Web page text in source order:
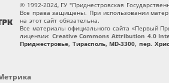
© 1992-2024, ГУ "Приднестровская
Все права защищены. При использовании
на этот сайт обязательна.
Все материалы официального сайта «Первый
лицензии: Creative Commons Attribution 4.0
Приднестровье, Тирасполь, MD-3300, пер.